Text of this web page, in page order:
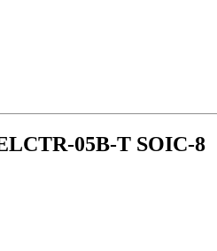
05B-T SOIC-8